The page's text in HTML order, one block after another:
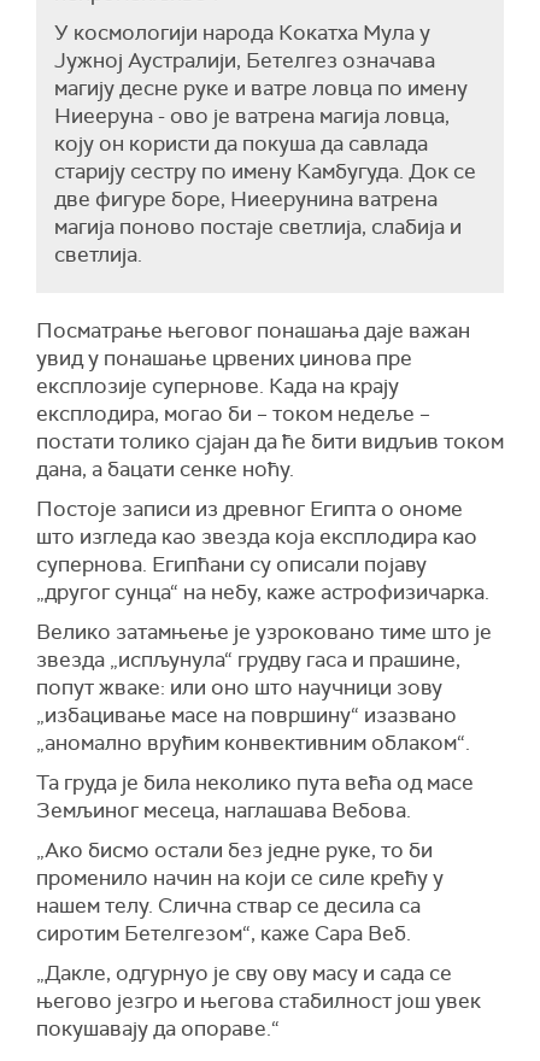
У космологији народа Кокатха Мула у
Јужној Аустралији, Бетелгез означава
магију десне руке и ватре ловца по имену
Ниееруна - ово је ватрена магија ловца,
коју он користи да покуша да савлада
старију сестру по имену Камбугуда. Док се
две фигуре боре, Ниеерунина ватрена
магија поново постаје светлија, слабија и
светлија.
Посматрање његовог понашања даје важан
увид у понашање црвених џинова пре
експлозије супернове. Када на крају
експлодира, могао би – током недеље –
постати толико сјајан да ће бити видљив током
дана, а бацати сенке ноћу.
Постоје записи из древног Египта о ономе
што изгледа као звезда која експлодира као
супернова. Египћани су описали појаву
„другог сунца“ на небу, каже астрофизичарка.
Велико затамњење је узроковано тиме што је
звезда „испљунула“ грудву гаса и прашине,
попут жваке: или оно што научници зову
„избацивање масе на површину“ изазвано
„аномално врућим конвективним облаком“.
Та груда је била неколико пута већа од масе
Земљиног месеца, наглашава Вебова.
„Ако бисмо остали без једне руке, то би
променило начин на који се силе крећу у
нашем телу. Слична ствар се десила са
сиротим Бетелгезом“, каже Сара Веб.
„Дакле, одгурнуо је сву ову масу и сада се
његово језгро и његова стабилност још увек
покушавају да опораве.“